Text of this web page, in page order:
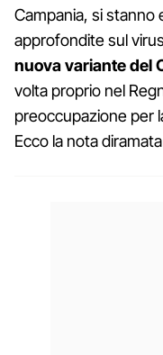
Campania, si stanno
approfondite sul
nuova variante del
volta proprio nel
preoccupazione per
Ecco la nota